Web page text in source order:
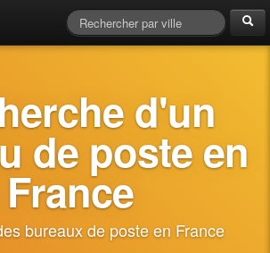
d'un
de poste en
France
bureaux de poste en France